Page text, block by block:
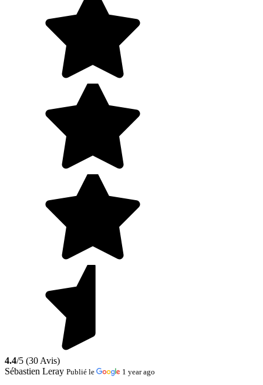
4.4/5 (30 Avis)
Sébastien Leray Publié le 1 year ago